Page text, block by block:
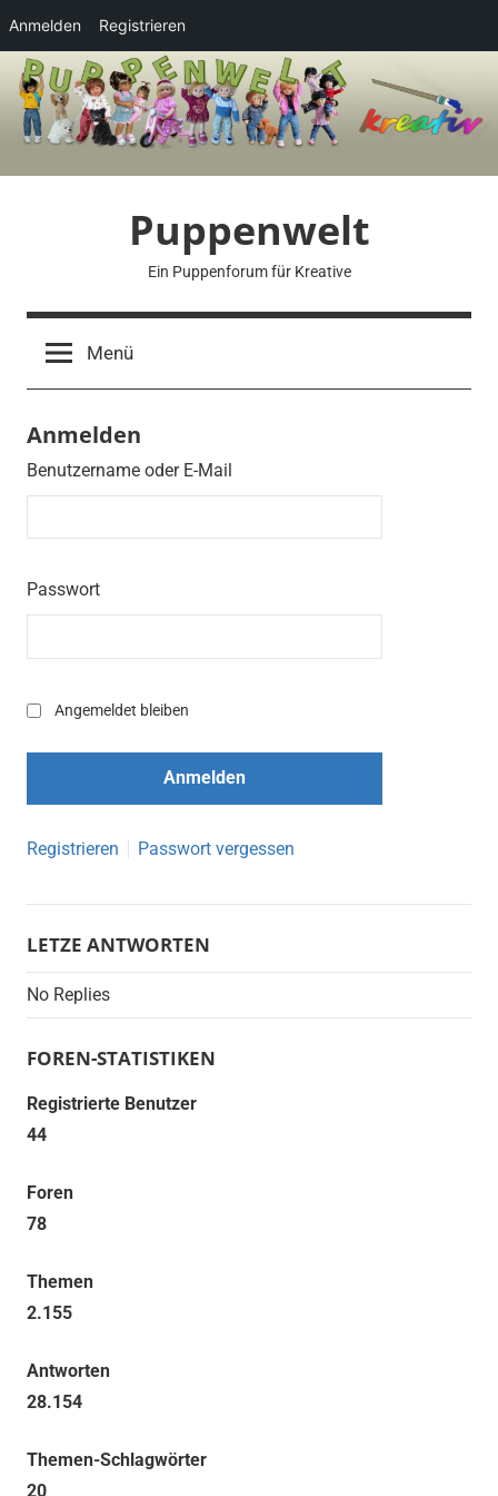
Anmelden Registrieren
Zum
Inhalt
springen
Puppenwelt
Ein Puppenforum für Kreative
Menü
Anmelden
Benutzername oder E-Mail
Passwort
Angemeldet bleiben
Registrieren Passwort vergessen
LETZE ANTWORTEN
No Replies
FOREN-STATISTIKEN
Registrierte Benutzer
44
Foren
78
Themen
2.155
Antworten
28.154
Themen-Schlagwörter
20